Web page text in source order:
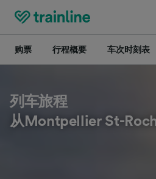
购票 行程概要 车次时刻表
列车旅程
从Montpellier St-